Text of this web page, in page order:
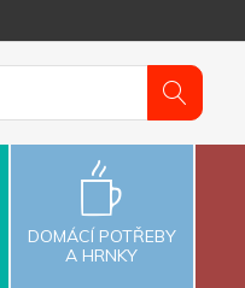
DOMÁCÍ POTŘEBY
A HRNKY